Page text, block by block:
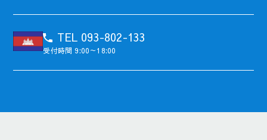
TEL 093-802-133
受付時間 9:00～18:00